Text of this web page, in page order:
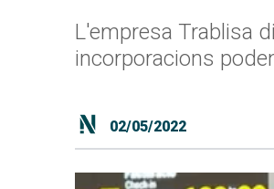
L'empresa Trablisa
incorporacions
02/05/2022